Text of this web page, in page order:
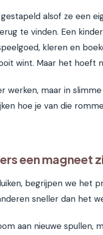
alsof ze een
te vinden. Een
kleren en
wint. Maar het hoeft
werken, maar in
hoe je van die
een magneet
begrijpen we het
sneller dan het
aan nieuwe spullen,